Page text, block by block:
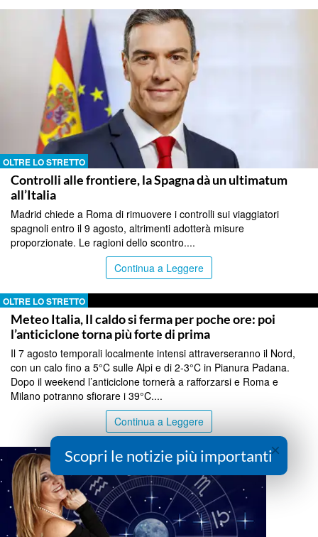
OLTRE LO STRETTO
Controlli alle frontiere, la Spagna dà un ultimatum
all’Italia
Madrid chiede a Roma di rimuovere i controlli sui viaggiatori
spagnoli entro il 9 agosto, altrimenti adotterà misure
proporzionate. Le ragioni dello scontro....
Continua a Leggere
OLTRE LO STRETTO
Meteo Italia, Il caldo si ferma per poche ore: poi
l’anticiclone torna più forte di prima
Il 7 agosto temporali localmente intensi attraverseranno il Nord,
con un calo fino a 5°C sulle Alpi e di 2-3°C in Pianura Padana.
Dopo il weekend l’anticiclone tornerà a rafforzarsi e Roma e
Milano potranno sfiorare i 39°C....
Continua a Leggere
×
Scopri le notizie più importanti